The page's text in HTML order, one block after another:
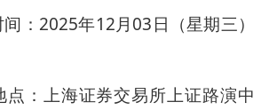
：2025年12月03日（星期三）
点：上海证券交易所上证路演中